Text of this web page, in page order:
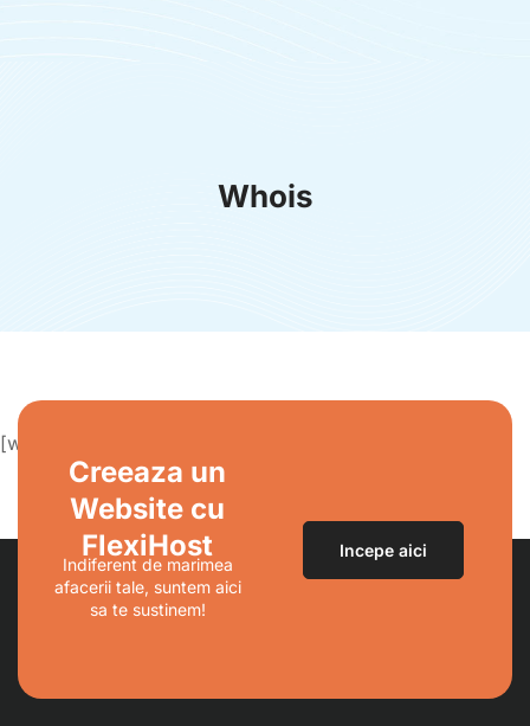
Whois
[wpdomainwhois]
Creeaza un
Website cu
FlexiHost
Indiferent de marimea
afacerii tale, suntem aici
sa te sustinem!
Incepe aici